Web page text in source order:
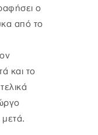
ο
από το
και το
μετά.